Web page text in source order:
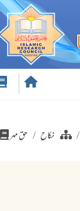
نکاح حق مہر